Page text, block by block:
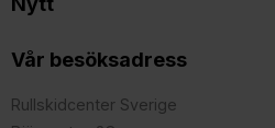
Vår besöksadress
Rullskidcenter Sverige